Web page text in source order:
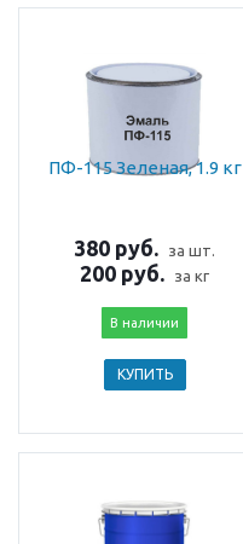
ПФ-115 Зеленая, 1.9 кг
380 руб. за шт.
200 руб. за кг
В наличии
КУПИТЬ